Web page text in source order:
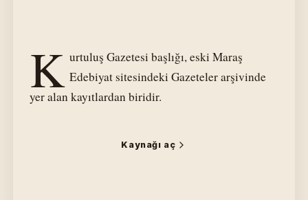
K urtuluş Gazetesi başlığı, eski Maraş
Edebiyat sitesindeki Gazeteler arşivinde
yer alan kayıtlardan biridir.
Kaynağı aç